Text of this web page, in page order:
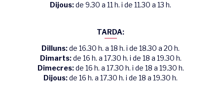
Dijous:de 9.30 a 11 h. i de 11.30 a 13 h.
TARDA:
Dilluns:de 16.30 h. a 18 h. i de 18.30 a 20 h.
Dimarts:de 16 h. a 17.30 h. i de 18 a 19.30 h.
Dimecres:de 16 h. a 17.30 h. i de 18 a 19.30 h.
Dijous:de 16 h. a 17.30 h. i de 18 a 19.30 h.